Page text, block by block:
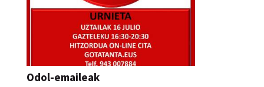
Odol-emaileak